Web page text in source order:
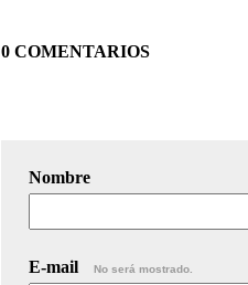
0 COMENTARIOS
Nombre
E-mail No será mostrado.